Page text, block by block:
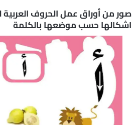
صور من أوراق عمل الحروف العربية
اشكالها حسب موضعها بالكلمة